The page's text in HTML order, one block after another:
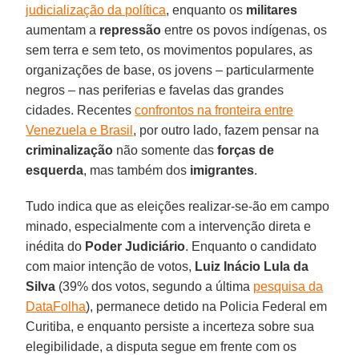
judicialização da política, enquanto os militares
aumentam a repressão entre os povos indígenas, os
sem terra e sem teto, os movimentos populares, as
organizações de base, os jovens – particularmente
negros – nas periferias e favelas das grandes
cidades. Recentesconfrontos na fronteira entre
Venezuela e Brasil , por outro lado, fazem pensar na
criminalização não somente dasforças de
esquerda, mas também dos imigrantes.
Tudo indica que as eleições realizar-se-ão em campo
minado, especialmente com a intervenção direta e
inédita do Poder Judiciário. Enquanto o candidato
com maior intenção de votos, Luiz Inácio Lula da
Silva (39% dos votos, segundo a última pesquisa da
DataFolha), permanece detido na Policia Federal em
Curitiba, e enquanto persiste a incerteza sobre sua
elegibilidade, a disputa segue em frente com os